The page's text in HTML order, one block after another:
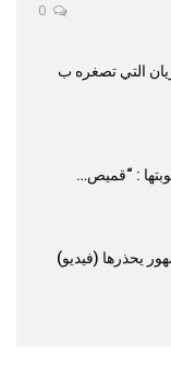
التي تصغره ب
: “قميص…
يحذرها (فيديو)